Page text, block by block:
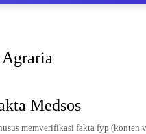
Medsos
memverifikasi fakta fyp (konten